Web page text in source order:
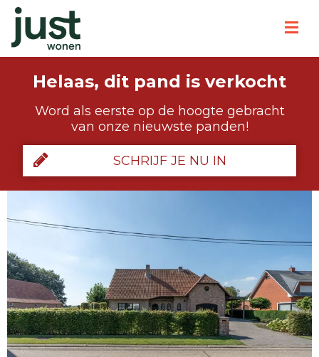
Helaas, dit pand is verkocht
Word als eerste op de hoogte gebracht
van onze nieuwste panden!
SCHRIJF JE NU IN